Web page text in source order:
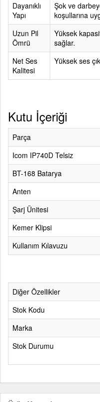
Dayanıklı
Yapı
Şok ve
koşullarına
Uzun Pil
Ömrü
Yüksek
sağlar.
Net Ses
Kalitesi
Yüksek ses
Kutu İçeriği
Parça
Icom IP740D Telsiz
BT-168 Batarya
Anten
Şarj Ünitesi
Kemer Klipsi
Kullanım Kılavuzu
Diğer Özellikler
Stok Kodu
Marka
Stok Durumu